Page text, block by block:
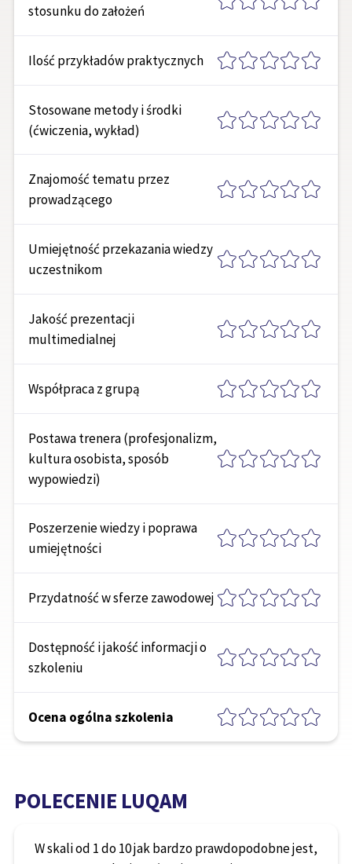
stosunku do założeń
Ilość przykładów praktycznych
Stosowane metody i środki
(ćwiczenia, wykład)
Znajomość tematu przez
prowadzącego
Umiejętność przekazania wiedzy
uczestnikom
Jakość prezentacji
multimedialnej
Współpraca z grupą
Postawa trenera (profesjonalizm,
kultura osobista, sposób
wypowiedzi)
Poszerzenie wiedzy i poprawa
umiejętności
Przydatność w sferze zawodowej
Dostępność i jakość informacji o
szkoleniu
Ocena ogólna szkolenia
POLECENIE LUQAM
W skali od 1 do 10 jak bardzo prawdopodobne jest,